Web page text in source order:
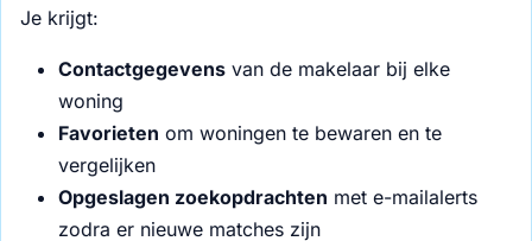
Je krijgt:
Contactgegevens van de makelaar bij elke
woning
Favorieten om woningen te bewaren en te
vergelijken
Opgeslagen zoekopdrachten met e-mailalerts
zodra er nieuwe matches zijn